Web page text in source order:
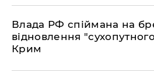
Влада РФ спіймана на
відновлення
Крим